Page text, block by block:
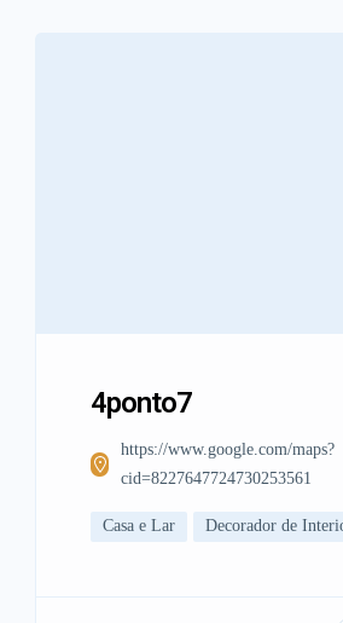
4ponto7
https://www.google.com/maps?
cid=8227647724730253561
Casa e Lar Decorador de